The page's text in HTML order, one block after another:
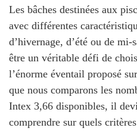
Les bâches destinées aux
avec différentes
d’hivernage, d’été ou de
être un véritable défi de
l’énorme éventail proposé
que nous comparons les
Intex 3,66 disponibles, il
comprendre sur quels